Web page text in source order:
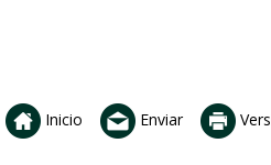
Inicio Enviar